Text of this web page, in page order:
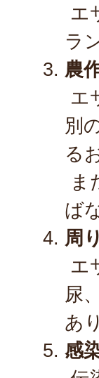
エ
ラ
農
エ
別
る
ま
ば
周
エ
尿
あ
感